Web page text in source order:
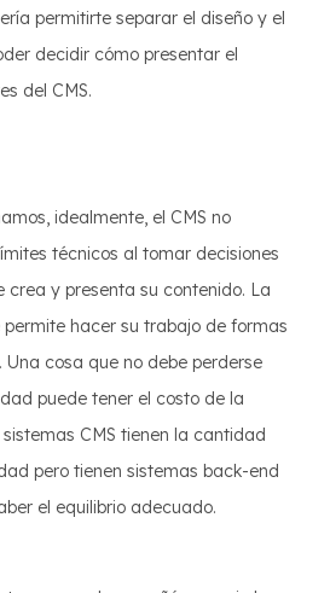
permitirte separar el diseño y el
decidir cómo presentar el
del CMS.
idealmente, el CMS no
técnicos al tomar decisiones
crea y presenta su contenido. La
hacer su trabajo de formas
Una cosa que no debe perderse
puede tener el costo de la
CMS tienen la cantidad
pero tienen sistemas back-end
el equilibrio adecuado.